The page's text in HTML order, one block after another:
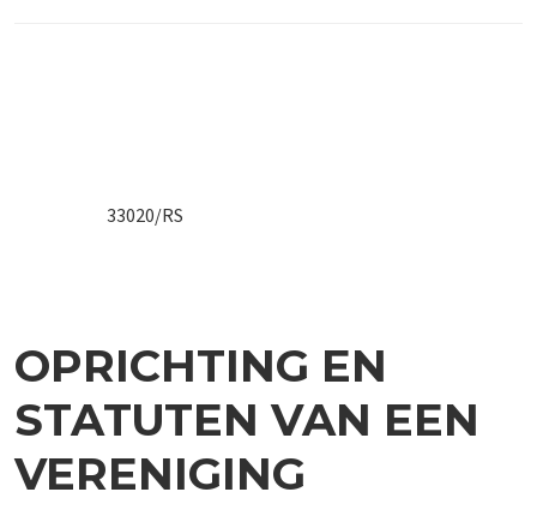
33020/RS
OPRICHTING EN
STATUTEN VAN EEN
VERENIGING